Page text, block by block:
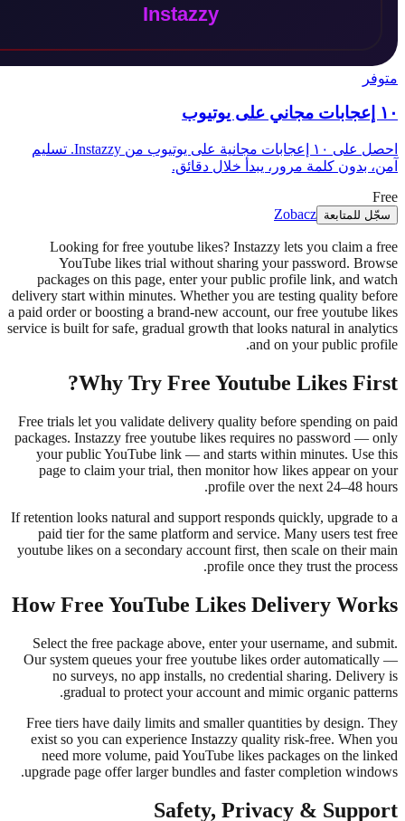
احصل على ١٠ إعجابات مجانية على يوتيوب من Instazzy. تسليم
دقائق.
Looking for free youtube
YouTube likes trial without
packages on this page, enter
delivery start within minutes.
a paid order or boosting a brand-
service is built for safe, gradual
Why Try Free
Free trials let you validate delivery
packages. Instazzy free youtube
your public YouTube link —
page to claim your trial, then
If retention looks natural and
paid tier for the same platform
youtube likes on a secondary
How Free YouTube
Select the free package above,
Our system queues your free
no surveys, no app installs,
gradual to protect your
Free tiers have daily limits and
exist so you can experience
need more volume, paid
upgrade page offer larger bundles